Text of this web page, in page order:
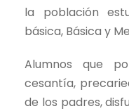
la población
básica, Básica y
Alumnos que
cesantía,
de los padres,